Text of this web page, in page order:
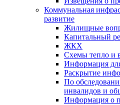
Коммунальная
развитие
Жилищные
Капитальный
ЖКХ
Схемы тепло и
Информация
Раскрытие
По
инвалидов и
Информация о